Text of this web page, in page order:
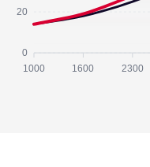
20
0
1000 1600 2300